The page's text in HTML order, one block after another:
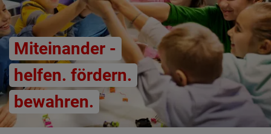
Miteinander -
helfen. fördern.
bewahren.